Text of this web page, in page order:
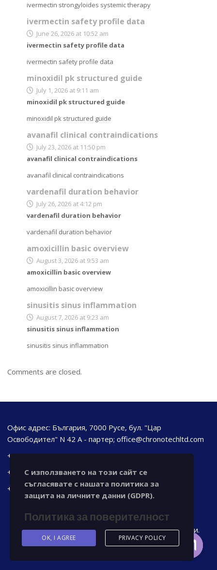
ivermectin strongyloides systemic therapy
ivermectin safety profile data
June 26, 2026 at 10:52 am
ivermectin safety profile data
ivermectin safety profile data
minoxidil pk structured guide
July 1, 2026 at 9:11 am
minoxidil pk structured guide
minoxidil pk structured guide
avanafil clinical contraindications
July 23, 2026 at 11:50 pm
avanafil clinical contraindications
avanafil clinical contraindications
vardenafil duration behavior
July 26, 2026 at 4:12 pm
vardenafil duration behavior
vardenafil duration behavior
amoxicillin basic overview
August 3, 2026 at 9:53 am
amoxicillin basic overview
amoxicillin basic overview
sinusitis sinus inflammation
August 7, 2026 at 9:23 am
sinusitis sinus inflammation
sinusitis sinus inflammation
Comments are closed.
Офис адрес: България, 7000 Русе, бул. "Цар
Освободител" N 42 А - партер; office@chronotechltd.com
+ 359 889 691 656
+ 359 888 343 521
+ 359 888 111 873
© 2023 chronotechltd.com Всички права са запазени.
С използването на този сайт се
съгласявате с нашата политика за
защита на личните данни (GDPR).
Политика за поверителност
OK, I AGREE PRIVACY POLICY
Свържете се с нас
Open